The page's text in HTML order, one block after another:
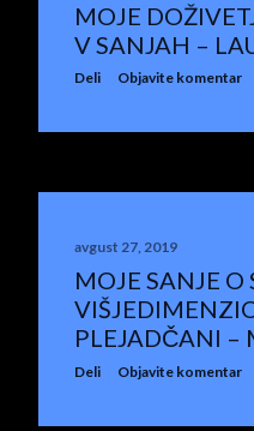
MOJE
V SANJAH –
Deli Objavite komentar
avgust 27, 2019
MOJE SANJE O
PLEJADČANI –
Deli Objavite komentar